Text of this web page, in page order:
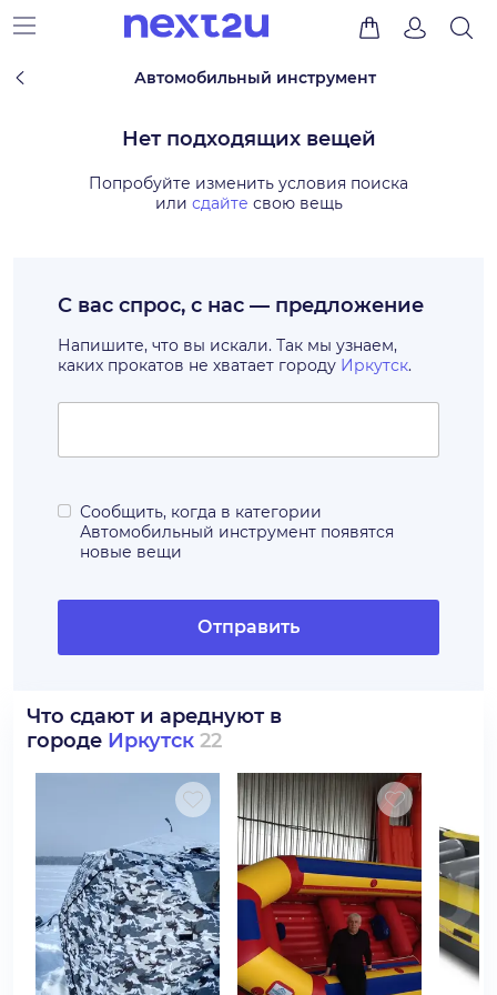
Автомобильный инструмент
Нет подходящих вещей
Попробуйте изменить условия поиска
или сдайте свою вещь
С вас спрос, с нас — предложение
Напишите, что вы искали. Так мы узнаем,
каких прокатов не хватает городу Иркутск.
Сообщить, когда в категории
Автомобильный инструмент появятся
новые вещи
Отправить
Что сдают и ареднуют в
городе Иркутск 22